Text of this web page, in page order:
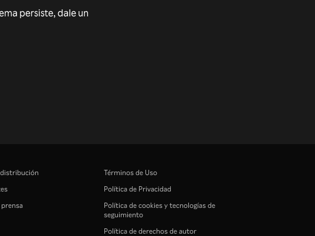
persiste, dale un
Términos de Uso
Política de Privacidad
Política de cookies y tecnologías de
seguimiento
Política de derechos de autor